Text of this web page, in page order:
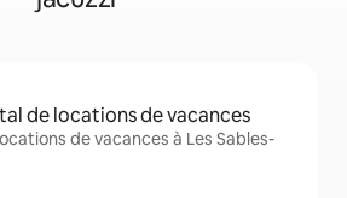
de locations de vacances
de vacances à Les Sables-